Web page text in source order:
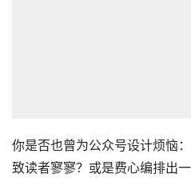
你是否也曾为公众号设计烦恼
致读者寥寥？或是费心编排出